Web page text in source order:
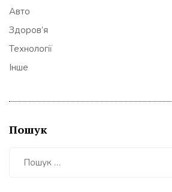
Авто
Здоров’я
Технології
Інше
Пошук